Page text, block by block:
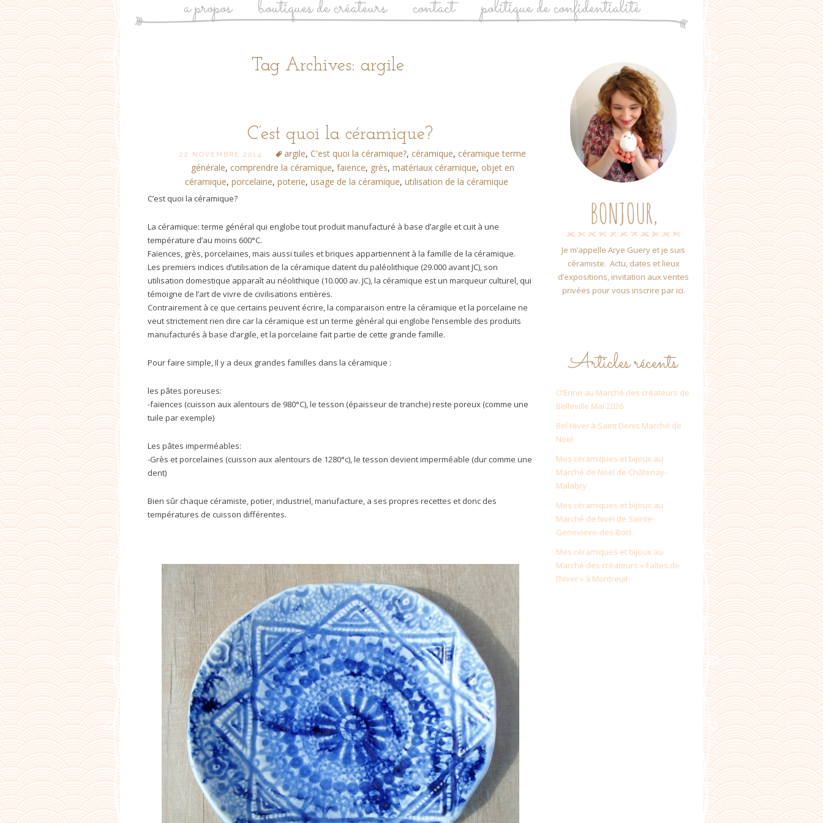
a propos boutiques de créateurs contact politique de confidentialité
Tag Archives: argile
C’est quoi la céramique?
22 NOVEMBRE 2014 argile, C'est quoi la céramique?, céramique, céramique terme
générale, comprendre la céramique, faience, grès, matériaux céramique, objet en
céramique, porcelaine, poterie, usage de la céramique, utilisation de la céramique
C’est quoi la céramique?
La céramique: terme général qui englobe tout produit manufacturé à base d’argile et cuit à une
température d’au moins 600°C.
Faïences, grès, porcelaines, mais aussi tuiles et briques appartiennent à la famille de la céramique.
Les premiers indices d’utilisation de la céramique datent du paléolithique (29.000 avant JC), son
utilisation domestique apparaît au néolithique (10.000 av. JC), la céramique est un marqueur culturel, qui
témoigne de l’art de vivre de civilisations entières.
Contrairement à ce que certains peuvent écrire, la comparaison entre la céramique et la porcelaine ne
veut strictement rien dire car la céramique est un terme général qui englobe l’ensemble des produits
manufacturés à base d’argile, et la porcelaine fait partie de cette grande famille.
Pour faire simple, Il y a deux grandes familles dans la céramique :
les pâtes poreuses:
-faïences (cuisson aux alentours de 980°C), le tesson (épaisseur de tranche) reste poreux (comme une
tuile par exemple)
Les pâtes imperméables:
-Grès et porcelaines (cuisson aux alentours de 1280°c), le tesson devient imperméable (dur comme une
dent)
Bien sûr chaque céramiste, potier, industriel, manufacture, a ses propres recettes et donc des
températures de cuisson différentes.
BONJOUR,
Je m’appelle Arye Guery et je suis
céramiste. Actu, dates et lieux
d’expositions, invitation aux ventes
privées pour vous inscrire par ici.
Articles récents
O’Erine au Marché des créateurs de
Belleville Mai 2026
Bel Hiver à Saint Denis Marché de
Noël
Mes céramiques et bijoux au
Marché de Noël de Châtenay-
Malabry
Mes céramiques et bijoux au
Marché de Noël de Sainte-
Genevieve-des-Bois
Mes céramiques et bijoux au
Marché des créateurs « Faîtes de
l’hiver » à Montreuil